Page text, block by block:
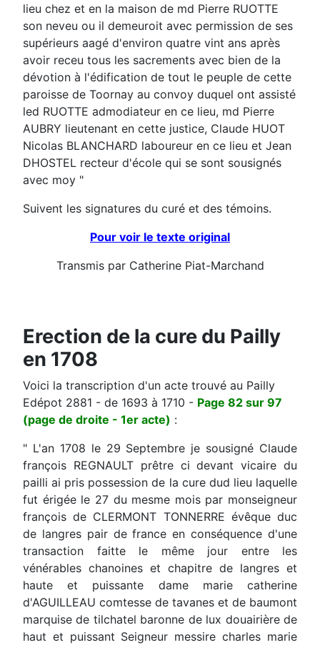
lieu chez et en la maison de md Pierre RUOTTE
son neveu ou il demeuroit avec permission de ses
supérieurs aagé d'environ quatre vint ans après
avoir receu tous les sacrements avec bien de la
dévotion à l'édification de tout le peuple de cette
paroisse de Toornay au convoy duquel ont assisté
led RUOTTE admodiateur en ce lieu, md Pierre
AUBRY lieutenant en cette justice, Claude HUOT
Nicolas BLANCHARD laboureur en ce lieu et Jean
DHOSTEL recteur d'école qui se sont sousignés
avec moy "
Suivent les signatures du curé et des témoins.
Pour voir le texte original
Transmis par Catherine Piat-Marchand
Erection de la cure du Pailly
en 1708
Voici la transcription d'un acte trouvé au Pailly
Edépot 2881 - de 1693 à 1710 - Page 82 sur 97
(page de droite - 1er acte) :
" L'an 1708 le 29 Septembre je sousigné Claude
françois REGNAULT prêtre ci devant vicaire du
pailli ai pris possession de la cure dud lieu laquelle
fut érigée le 27 du mesme mois par monseigneur
françois de CLERMONT TONNERRE évêque duc
de langres pair de france en conséquence d'une
transaction faitte le même jour entre les
vénérables chanoines et chapitre de langres et
haute et puissante dame marie catherine
d'AGUILLEAU comtesse de tavanes et de baumont
marquise de tilchatel baronne de lux douairière de
haut et puissant Seigneur messire charles marie